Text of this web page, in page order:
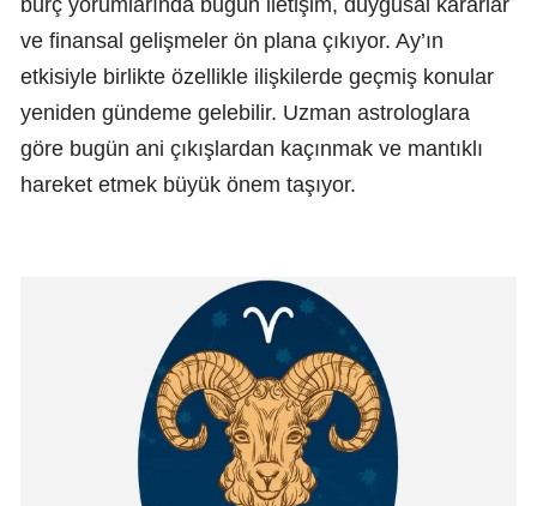
burç yorumlarında bugün iletişim, duygusal kararlar
ve finansal gelişmeler ön plana çıkıyor. Ay’ın
etkisiyle birlikte özellikle ilişkilerde geçmiş konular
yeniden gündeme gelebilir. Uzman astrologlara
göre bugün ani çıkışlardan kaçınmak ve mantıklı
hareket etmek büyük önem taşıyor.